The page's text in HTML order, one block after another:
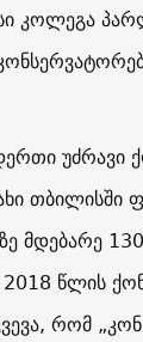
კოლეგა
უძრავი
მდებარე
წლის
რომ